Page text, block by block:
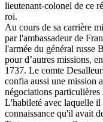
lieutenant-colonel de ce
roi.
Au cours de sa carrière
par l'ambassadeur de
l'armée du général russe
pour d’autres missions,
1737. Le comte
confia aussi une mission
négociations
L'habileté avec laquelle il
connaissance qu'il avait